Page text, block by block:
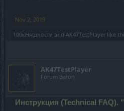
Nov 2, 2019
100кНяшности and AK47TestPlayer like
AK47TestPlayer
Forum Baron
Инструкция (Technical FAQ).